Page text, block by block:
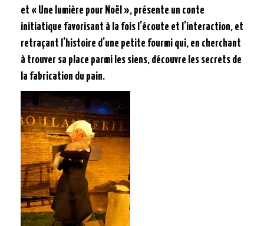
et « Une lumière pour Noël », présente un conte
initiatique favorisant à la fois l’écoute et l’interaction, et
retraçant l’histoire d’une petite fourmi qui, en cherchant
à trouver sa place parmi les siens, découvre les secrets de
la fabrication du pain.